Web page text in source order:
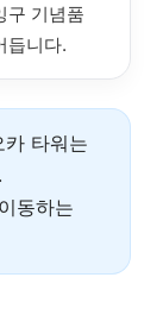
구 기념품
듭니다.
카 타워는
동하는